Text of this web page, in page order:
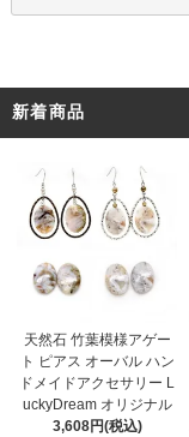
新着商品
天然石 竹葉模様アゲー
ト ピアス オーバル ハン
ドメイドアクセサリー L
uckyDream オリジナル
3,608円(税込)